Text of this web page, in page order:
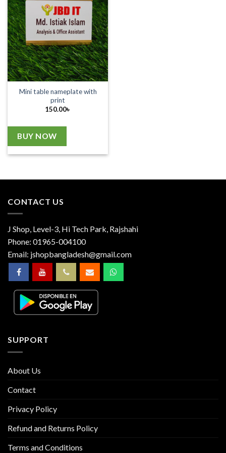
Mini table nameplate with
print
150.00৳
BUY NOW
CONTACT US
J Shop, Level-3, Hi Tech Park, Rajshahi
Phone: 01965-004100
Email: jshopbangladesh@gmail.com
SUPPORT
About Us
Contact
Privacy Policy
Refund and Returns Policy
Terms and Conditions